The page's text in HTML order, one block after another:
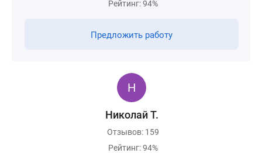
Рейтинг: 94%
Предложить работу
Николай Т.
Отзывов: 159
Рейтинг: 94%